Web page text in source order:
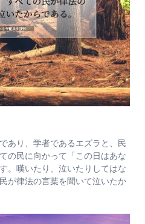
あり、学者であるエズラと、民
の民に向かって「この日はあな
。嘆いたり、泣いたりしてはな
が律法の言葉を聞いて泣いたか